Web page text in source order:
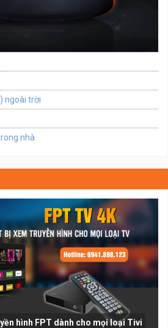
ngoài trời
nhà
hình FPT dành cho mọi loại Tivi